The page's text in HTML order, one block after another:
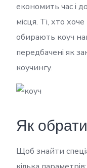
економить час і
місця. Ті, хто
обирають коуч
передбачені як
коучингу.
Як
Щоб знайти